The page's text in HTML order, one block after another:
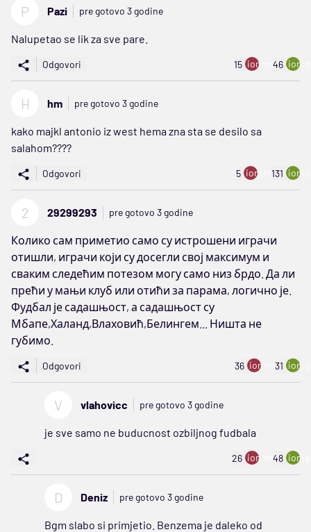
P Pazi pre gotovo 3 godine
Nalupetao se lik za sve pare.
Odgovori 15 ion:minus
46
H hm pre gotovo 3 godine
kako majkl antonio iz west hema zna sta se desilo sa
salahom????
Odgovori 5 ion:minus
131
2 29299293 pre gotovo 3 godine
Колико сам приметио само су истрошени играчи
отишли, играчи који су досегли свој максимум и
сваким следећим потезом могу само низ брдо. Да ли
прећи у мањи клуб или отићи за парама, логично је.
Фудбал је садашњост, а садашњост су
Мбапе,Халанд,Влаховић,Белингем... Ништа не
губимо.
Odgovori 36 ion:minus
31
V vlahovicc pre gotovo 3 godine
je sve samo ne buducnost ozbiljnog fudbala
26 ion:minus
48
D Deniz pre gotovo 3 godine
Bgm slabo si primjetio. Benzema je daleko od